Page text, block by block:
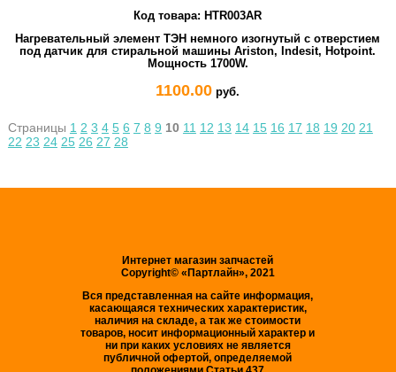
Код товара: HTR003AR
Нагревательный элемент ТЭН немного изогнутый с отверстием
под датчик для стиральной машины Ariston, Indesit, Hotpoint.
Мощность 1700W.
1100.00 руб.
Страницы 1 2 3 4 5 6 7 8 9 10 11 12 13 14 15 16 17 18 19 20 21
22 23 24 25 26 27 28
Интернет магазин запчастей
Copyright© «Партлайн», 2021
Вся представленная на сайте информация,
касающаяся технических характеристик,
наличия на складе, а так же стоимости
товаров, носит информационный характер и
ни при каких условиях не является
публичной офертой, определяемой